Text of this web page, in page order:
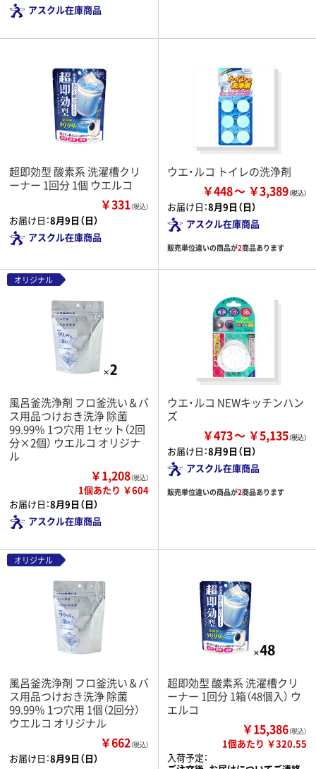
アスクル在庫商品
超即効型 酸素系 洗濯槽クリ
ーナー 1回分 1個 ウエルコ
￥331（税込）
お届け日：8月9日（日）
アスクル在庫商品
ウエ・ルコ トイレの洗浄剤
￥448 ￥3,389
お届け日：8月9日（日）
アスクル在庫商品
販売単位違いの商品が2商品あります
オリジナル
風呂釜洗浄剤 フロ釜洗い＆バ
ス用品つけおき洗浄 除菌
99.99％ 1つ穴用 1セット（2回
分×2個） ウエルコ オリジナ
ル
￥1,208（税込）
1個あたり ￥604
お届け日：8月9日（日）
アスクル在庫商品
ウエ・ルコ NEWキッチンハン
ズ
￥473 ￥5,135
お届け日：8月9日（日）
アスクル在庫商品
販売単位違いの商品が2商品あります
オリジナル
風呂釜洗浄剤 フロ釜洗い＆バ
ス用品つけおき洗浄 除菌
99.99％ 1つ穴用 1個（2回分）
ウエルコ オリジナル
￥662（税込）
お届け日：8月9日（日）
超即効型 酸素系 洗濯槽クリ
ーナー 1回分 1箱（48個入） ウ
エルコ
￥15,386（税込）
1個あたり ￥320.55
入荷予定：